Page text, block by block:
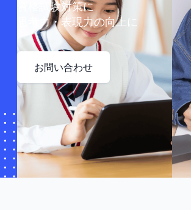
資格試験対策に
思考力・表現力の向上に
お問い合わせ